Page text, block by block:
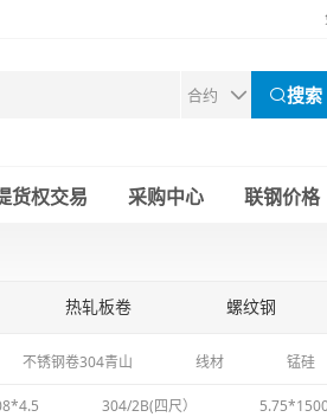
搜索
货权交易 采购中心 联钢价格
热轧板卷 螺纹钢
不锈钢
不锈钢卷304青山 线材 锰硅
304/2B(四尺）